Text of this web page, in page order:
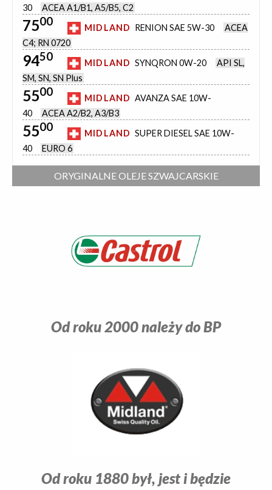
30
ACEA A1/B1, A5/B5, C2
7500 MIDLAND RENION SAE 5W-30
ACEA
C4; RN 0720
9450 MIDLAND SYNQRON 0W-20
API SL,
SM, SN, SN Plus
5500 MIDLAND AVANZA SAE 10W-
40
ACEA A2/B2, A3/B3
5500 MIDLAND SUPER DIESEL SAE 10W-
40
EURO 6
ORYGINALNE OLEJE SZWAJCARSKIE
Od roku 2000 należy do BP
Od roku 1880 był, jest i będzie